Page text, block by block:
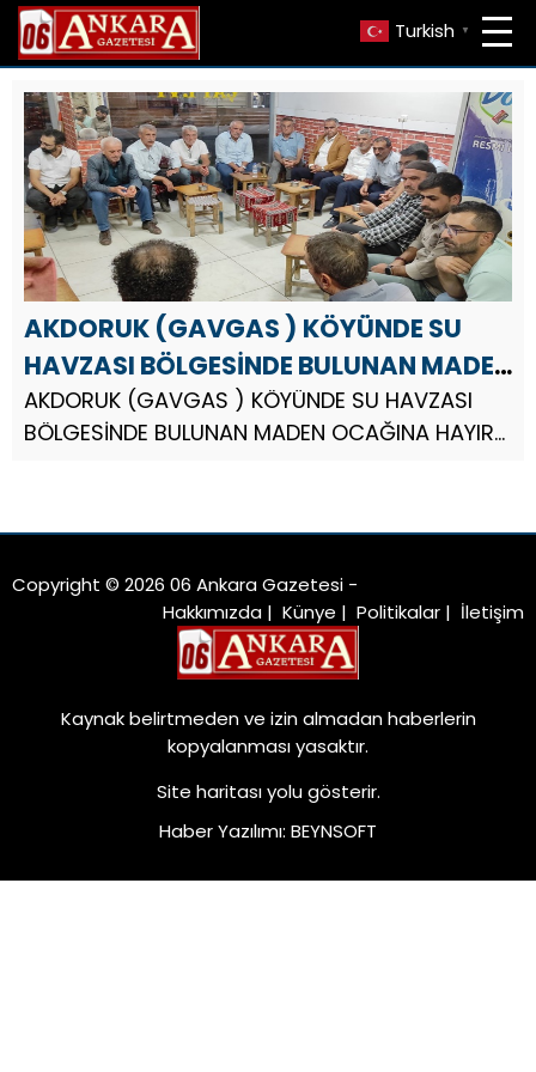
Turkish ▼
AKDORUK (GAVGAS ) KÖYÜNDE SU
HAVZASI BÖLGESİNDE BULUNAN MADEN
OCAĞINA HAYIR
AKDORUK (GAVGAS ) KÖYÜNDE SU HAVZASI
BÖLGESİNDE BULUNAN MADEN OCAĞINA HAYIR
Başkanı ve Ankara İl Başkanı...
Copyright © 2026 06 Ankara Gazetesi -
Hakkımızda | Künye | Politikalar | İletişim
Kaynak belirtmeden ve izin almadan haberlerin
kopyalanması yasaktır.
Site haritasıyolu gösterir.
Haber Yazılımı: BEYNSOFT